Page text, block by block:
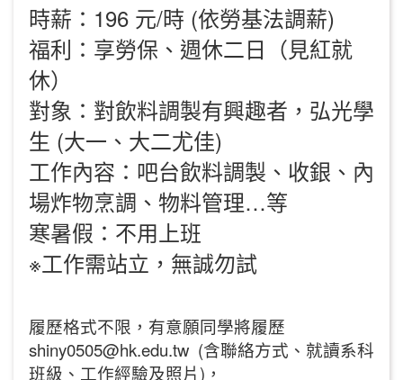
時薪：196 元/時 (依勞基法調薪)
福利：享勞保、週休二日（見紅就
休）
對象：對飲料調製有興趣者，弘光學
生 (大一、大二尤佳)
工作內容：吧台飲料調製、收銀、內
場炸物烹調、物料管理…等
寒暑假：不用上班
※工作需站立，無誠勿試
履歷格式不限，有意願同學將履歷
shiny0505@hk.edu.tw (含聯絡方式、就讀系科
班級、工作經驗及照片)，